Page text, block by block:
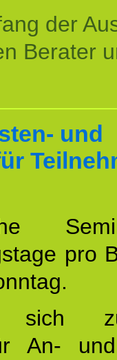
der
Berater
und
pro
sich
An-